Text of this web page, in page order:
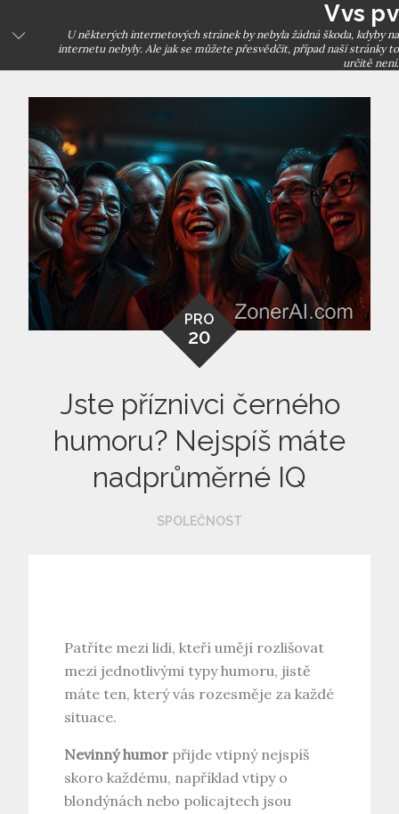
to
Vvs pv
U některých internetových stránek by nebyla žádná škoda, kdyby na
internetu nebyly. Ale jak se můžete přesvědčit, případ naší stránky to
určitě není.
PRO
20
Jste příznivci černého
humoru? Nejspíš máte
nadprůměrné IQ
SPOLEČNOST
Patříte mezi lidi, kteří umějí rozlišovat
mezi jednotlivými typy humoru, jistě
máte ten, který vás rozesměje za každé
situace.
Nevinný humor přijde vtipný nejspíš
skoro každému, například vtipy o
blondýnách nebo policajtech jsou